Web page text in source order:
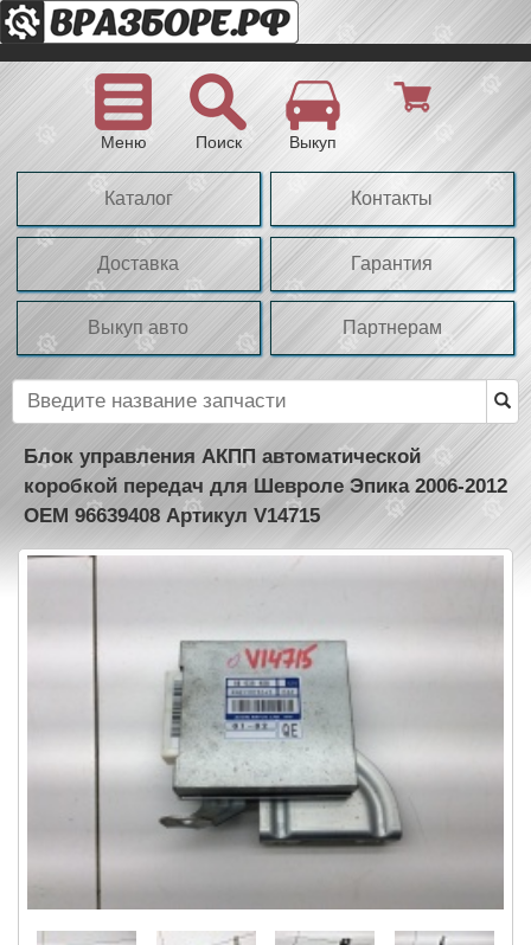
Меню Поиск Выкуп
Каталог Контакты
Доставка Гарантия
Выкуп авто Партнерам
Блок управления АКПП автоматической
коробкой передач для Шевроле Эпика 2006-2012
OEM 96639408 Артикул V14715